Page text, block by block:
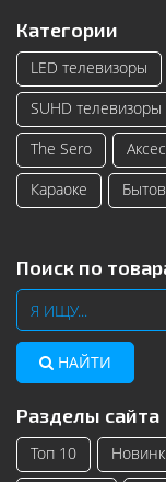
Категории
LED телевизоры
SUHD телевизоры
The Sero
Караоке
Поиск по
НАЙТИ
Разделы сайта
Топ 10